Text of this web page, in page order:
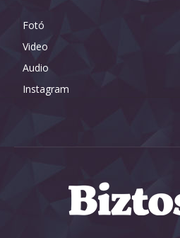
Fotó
Video
Audio
Instagram